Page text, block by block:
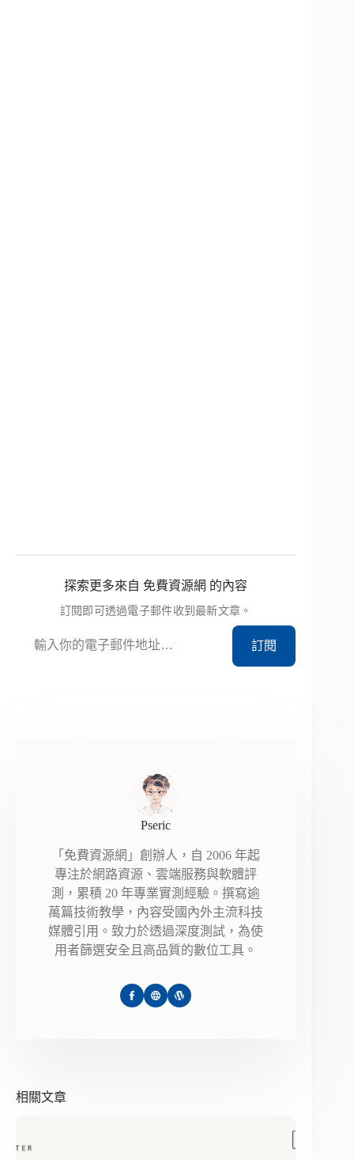
探索更多來自 免費資源網 的內容
訂閱即可透過電子郵件收到最新文章。
訂閱
Pseric
「免費資源網」創辦人，自 2006 年起
專注於網路資源、雲端服務與軟體評
測，累積 20 年專業實測經驗。撰寫逾
萬篇技術教學，內容受國內外主流科技
媒體引用。致力於透過深度測試，為使
用者篩選安全且高品質的數位工具。
相關文章